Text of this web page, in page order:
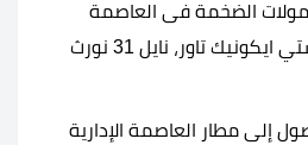
الضخمة فى العاصمة
الجديدة مثل: سيكستي ايكونيك تاور، نايل 31 نورث
إلى مطار العاصمة الإدارية